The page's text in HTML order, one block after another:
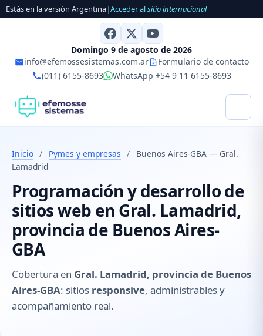
Estás en la versión Argentina|Acceder alsitio internacional
Domingo 9 de agosto de 2026
info@efemossesistemas.com.ar
Formulario de contacto
(011) 6155-8693
WhatsApp +54 9 11 6155-8693
Inicio / Pymes y empresas /
Buenos Aires-GBA — Gral.
Lamadrid
Programación y desarrollo de
sitios web en Gral. Lamadrid,
provincia de Buenos Aires-
GBA
Cobertura en Gral. Lamadrid, provincia de Buenos
Aires-GBA: sitios responsive, administrables y
acompañamiento real.